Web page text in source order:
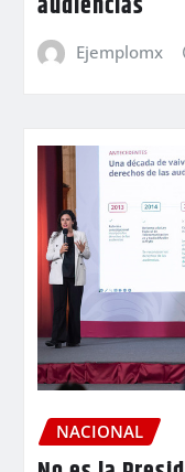
Ejemplomx
NACIONAL